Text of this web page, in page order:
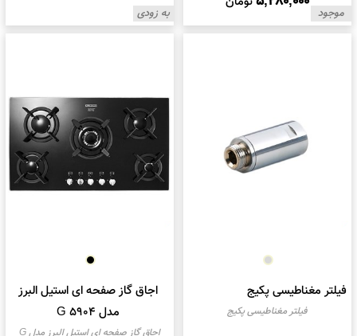
موجود به زودی
فیلتر مغناطیسی پکیج
فیلتر مغناطیسی پکیج
اجاق گاز صفحه ای استیل البرز
مدل G 5904
اجاق گاز صفحه ای استیل البرز مدل G